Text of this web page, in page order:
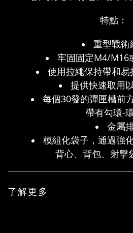
特點：
重型戰術
牢固固定M4/M16
使用拉繩保持帶和
提供快速取用
每個30發的彈匣槽前
帶有勾環-
金屬
模組化袋子，通過強
背心、背包、射擊
了解更多